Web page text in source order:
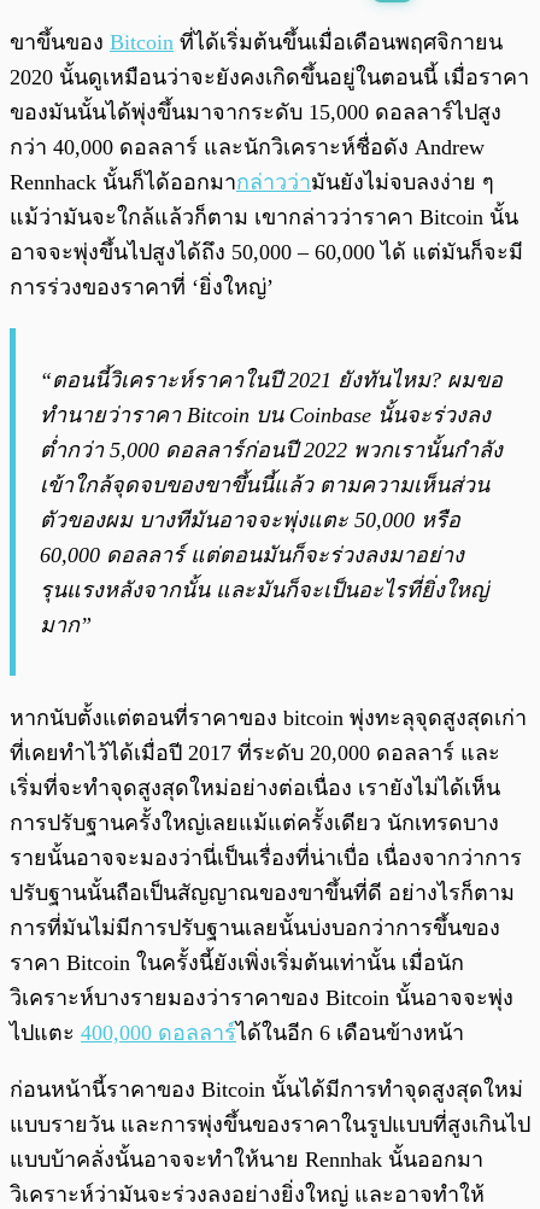
/
ขาขึ้นของ Bitcoin ที่ได้เริ่มต้นขึ้นเมื่อเดือนพฤศจิกายน
2020 นั้นดูเหมือนว่าจะยังคงเกิดขึ้นอยู่ในตอนนี้ เมื่อราคา
ของมันนั้นได้พุ่งขึ้นมาจากระดับ 15,000 ดอลลาร์ไปสูง
กว่า 40,000 ดอลลาร์ และนักวิเคราะห์ชื่อดัง Andrew
Rennhack นั้นก็ได้ออกมากล่าวว่ามันยังไม่จบลงง่าย ๆ
แม้ว่ามันจะใกล้แล้วก็ตาม เขากล่าวว่าราคา Bitcoin นั้น
อาจจะพุ่งขึ้นไปสูงได้ถึง 50,000 – 60,000 ได้ แต่มันก็จะมี
การร่วงของราคาที่ ‘ยิ่งใหญ่’
“ตอนนี้วิเคราะห์ราคาในปี 2021 ยังทันไหม? ผมขอ
ทำนายว่าราคา Bitcoin บน Coinbase นั้นจะร่วงลง
ต่ำกว่า 5,000 ดอลลาร์ก่อนปี 2022 พวกเรานั้นกำลัง
เข้าใกล้จุดจบของขาขึ้นนี้แล้ว ตามความเห็นส่วน
ตัวของผม บางทีมันอาจจะพุ่งแตะ 50,000 หรือ
60,000 ดอลลาร์ แต่ตอนมันก็จะร่วงลงมาอย่าง
รุนแรงหลังจากนั้น และมันก็จะเป็นอะไรที่ยิ่งใหญ่
มาก”
หากนับตั้งแต่ตอนที่ราคาของ bitcoin พุ่งทะลุจุดสูงสุดเก่า
ที่เคยทำไว้ได้เมื่อปี 2017 ที่ระดับ 20,000 ดอลลาร์ และ
เริ่มที่จะทำจุดสูงสุดใหม่อย่างต่อเนื่อง เรายังไม่ได้เห็น
การปรับฐานครั้งใหญ่เลยแม้แต่ครั้งเดียว นักเทรดบาง
รายนั้นอาจจะมองว่านี่เป็นเรื่องที่น่าเบื่อ เนื่องจากว่าการ
ปรับฐานนั้นถือเป็นสัญญาณของขาขึ้นที่ดี อย่างไรก็ตาม
การที่มันไม่มีการปรับฐานเลยนั้นบ่งบอกว่าการขึ้นของ
ราคา Bitcoin ในครั้งนี้ยังเพิ่งเริ่มต้นเท่านั้น เมื่อนัก
วิเคราะห์บางรายมองว่าราคาของ Bitcoin นั้นอาจจะพุ่ง
ไปแตะ 400,000 ดอลลาร์ได้ในอีก 6 เดือนข้างหน้า
ก่อนหน้านี้ราคาของ Bitcoin นั้นได้มีการทำจุดสูงสุดใหม่
แบบรายวัน และการพุ่งขึ้นของราคาในรูปแบบที่สูงเกินไป
แบบบ้าคลั่งนั้นอาจจะทำให้นาย Rennhak นั้นออกมา
วิเคราะห์ว่ามันจะร่วงลงอย่างยิ่งใหญ่ และอาจทำให้